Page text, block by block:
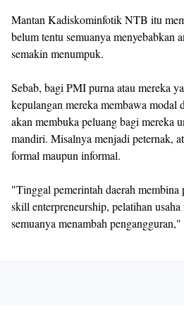
Mantan Kadiskominfotik NTB itu
belum tentu semuanya menyebabkan
semakin menumpuk.
Sebab, bagi PMI purna atau mereka
kepulangan mereka membawa modal
akan membuka peluang bagi mereka
mandiri. Misalnya menjadi peternak,
formal maupun informal.
"Tinggal pemerintah daerah
skill enterpreneurship, pelatihan
semuanya menambah